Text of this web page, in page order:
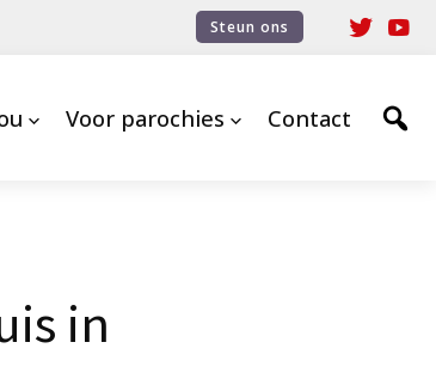
Steun ons
Voor parochies Contact
in